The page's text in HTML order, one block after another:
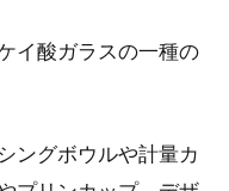
イ酸ガラスの一種の
ングボウルや計量カ